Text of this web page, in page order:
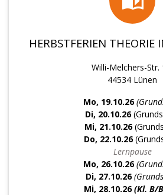
HERBSTFERIEN THEORIE
Willi-Melchers-Str.
44534 Lünen
Mo, 19.10.26
Di, 20.10.26
Mi, 21.10.26
Do, 22.10.26
Lernpause
Mo, 26.10.26
Di, 27.10.26
Mi, 28.10.26 (Kl. B/